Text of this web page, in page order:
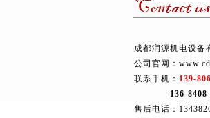
成都润源机电设备
公司官网：
联系手机： 139-
136-8408-
售后电话：